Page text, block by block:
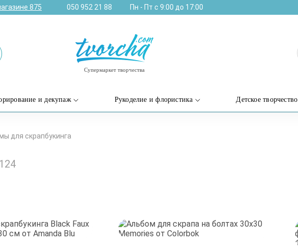
875 050 952 21 88 Пн - Пт с 9:00 до 17:00
Супермаркет творчества
и декупаж Рукоделие и флористика Детское творчество
для скрапбукинга
124